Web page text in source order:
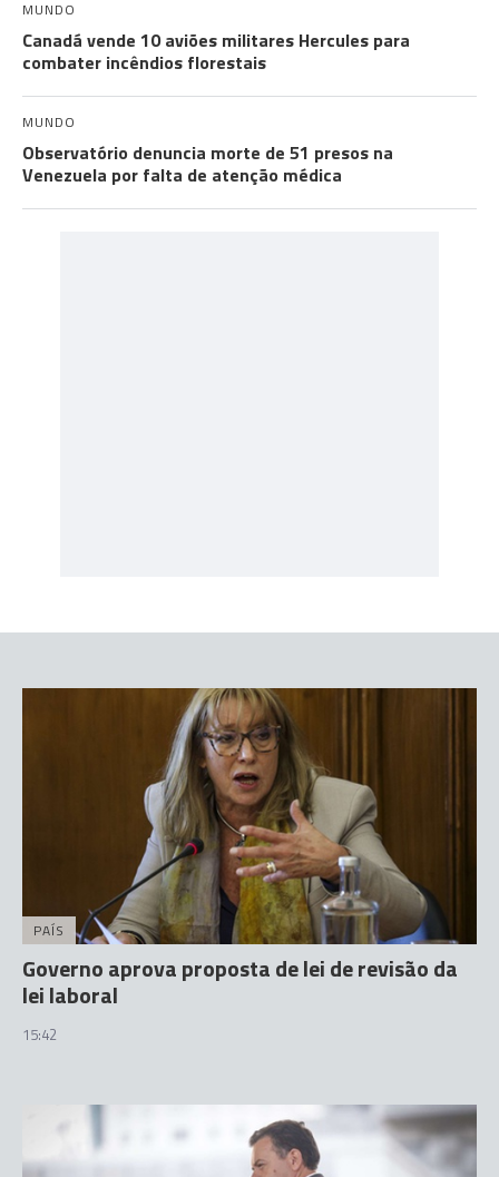
MUNDO
Canadá vende 10 aviões militares Hercules para
combater incêndios florestais
MUNDO
Observatório denuncia morte de 51 presos na
Venezuela por falta de atenção médica
PAÍS
Governo aprova proposta de lei de revisão da
lei laboral
15:42